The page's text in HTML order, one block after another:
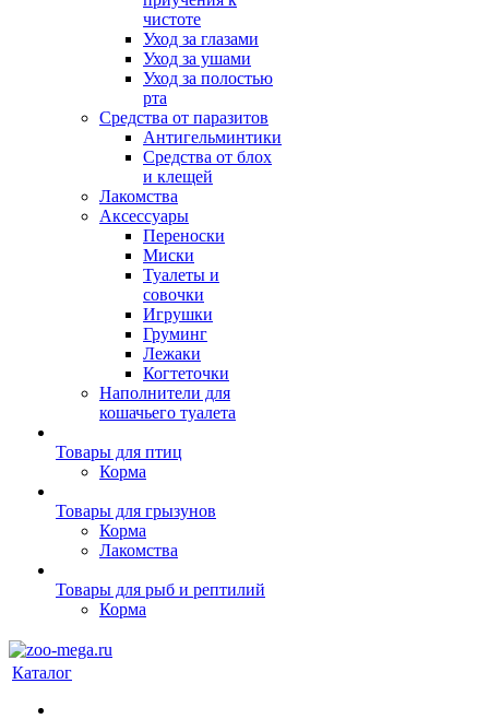
чистоте
Уход за глазами
Уход за ушами
Уход за полостью
рта
Средства от паразитов
Антигельминтики
Средства от блох
и клещей
Лакомства
Аксессуары
Переноски
Миски
Туалеты и
совочки
Игрушки
Груминг
Лежаки
Когтеточки
Наполнители для
кошачьего туалета
Товары для птиц
Корма
Товары для грызунов
Корма
Лакомства
Товары для рыб и рептилий
Корма
Каталог